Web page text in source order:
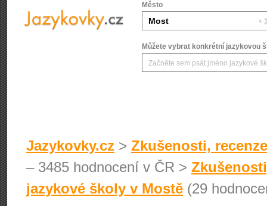
Město
Můžete vybrat konkrétní jazykovou
Jazykovky.cz > Zkušenosti,
– 3485 hodnocení v ČR >
jazykové školy v Mostě (29